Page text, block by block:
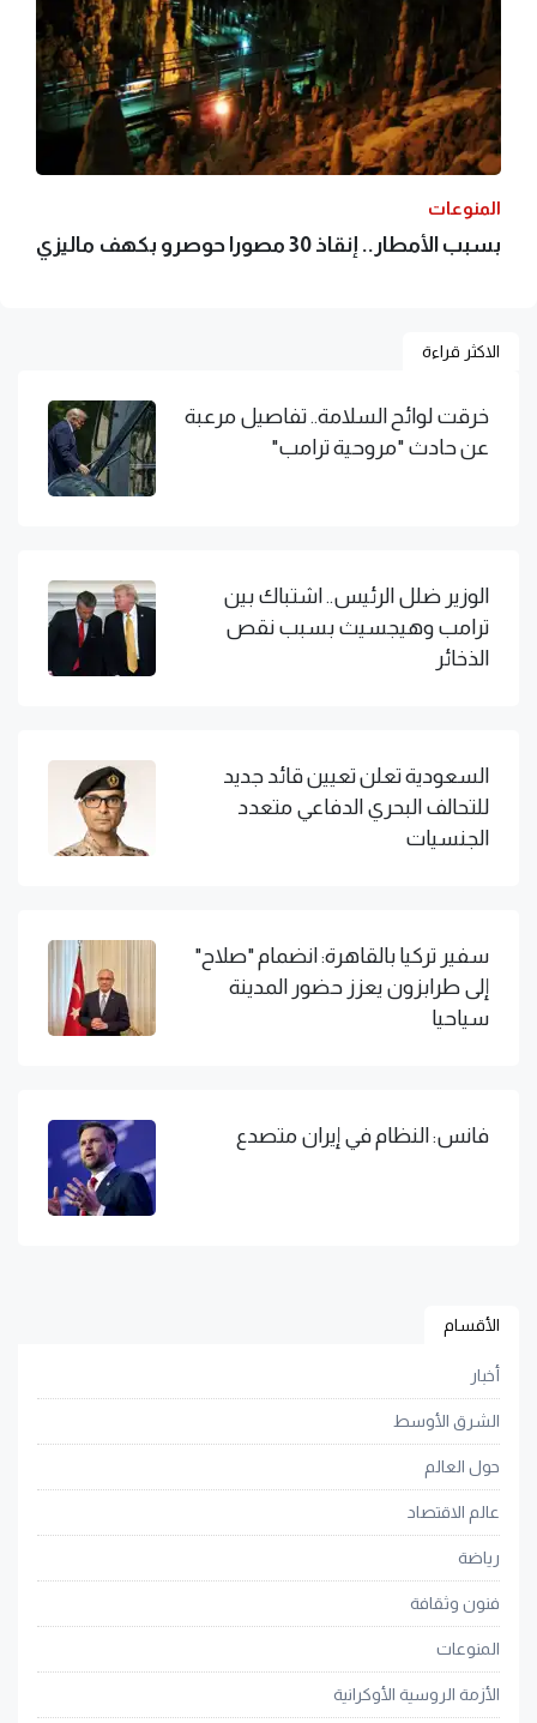
المنوعات
بسبب الأمطار.. إنقاذ 30 مصورا حوصرو بكهف ماليزي
الاكثر قراءة
خرقت لوائح السلامة.. تفاصيل مرعبة
عن حادث "مروحية ترامب"
الوزير ضلل الرئيس.. اشتباك بين
ترامب وهيجسيث بسبب نقص
الذخائر
السعودية تعلن تعيين قائد جديد
للتحالف البحري الدفاعي متعدد
الجنسيات
سفير تركيا بالقاهرة: انضمام "صلاح"
إلى طرابزون يعزز حضور المدينة
سياحيا
فانس: النظام في إيران متصدع
الأقسام
أخبار
الشرق الأوسط
حول العالم
عالم الاقتصاد
رياضة
فنون وثقافة
المنوعات
الأزمة الروسية الأوكرانية